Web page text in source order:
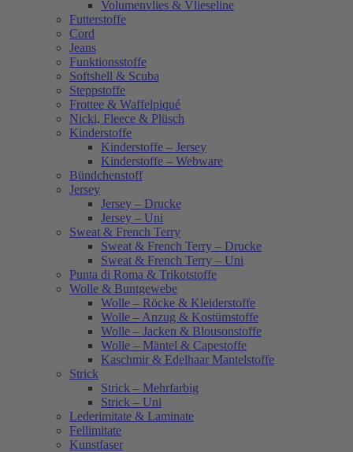
Volumenvlies & Vlieseline
Futterstoffe
Cord
Jeans
Funktionsstoffe
Softshell & Scuba
Steppstoffe
Frottee & Waffelpiqué
Nicki, Fleece & Plüsch
Kinderstoffe
Kinderstoffe – Jersey
Kinderstoffe – Webware
Bündchenstoff
Jersey
Jersey – Drucke
Jersey – Uni
Sweat & French Terry
Sweat & French Terry – Drucke
Sweat & French Terry – Uni
Punta di Roma & Trikotstoffe
Wolle & Buntgewebe
Wolle – Röcke & Kleiderstoffe
Wolle – Anzug & Kostümstoffe
Wolle – Jacken & Blousonstoffe
Wolle – Mäntel & Capestoffe
Kaschmir & Edelhaar Mantelstoffe
Strick
Strick – Mehrfarbig
Strick – Uni
Lederimitate & Laminate
Fellimitate
Kunstfaser